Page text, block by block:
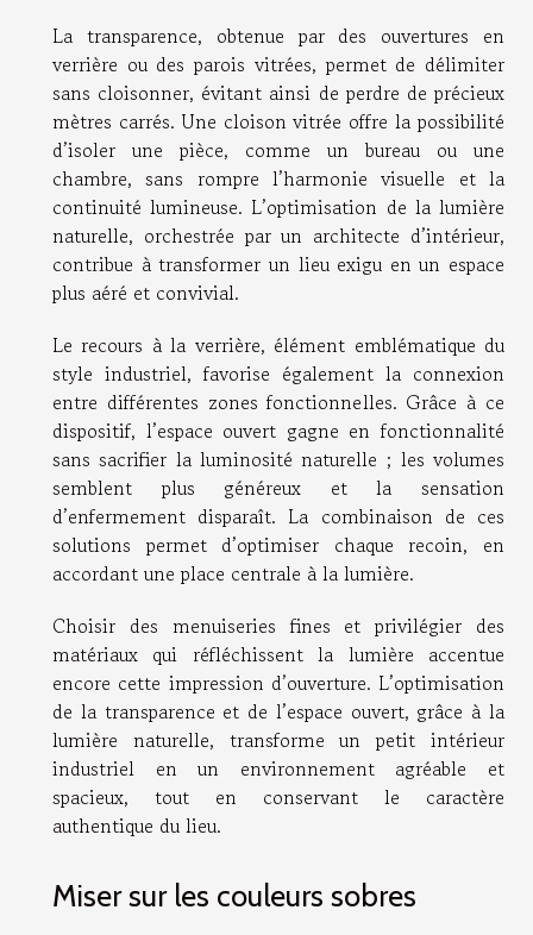
La transparence, obtenue par des ouvertures en
verrière ou des parois vitrées, permet de délimiter
sans cloisonner, évitant ainsi de perdre de précieux
mètres carrés. Une cloison vitrée offre la possibilité
d’isoler une pièce, comme un bureau ou une
chambre, sans rompre l’harmonie visuelle et la
continuité lumineuse. L’optimisation de la lumière
naturelle, orchestrée par un architecte d’intérieur,
contribue à transformer un lieu exigu en un espace
plus aéré et convivial.
Le recours à la verrière, élément emblématique du
style industriel, favorise également la connexion
entre différentes zones fonctionnelles. Grâce à ce
dispositif, l’espace ouvert gagne en fonctionnalité
sans sacrifier la luminosité naturelle ; les volumes
semblent plus généreux et la sensation
d’enfermement disparaît. La combinaison de ces
solutions permet d’optimiser chaque recoin, en
accordant une place centrale à la lumière.
Choisir des menuiseries fines et privilégier des
matériaux qui réfléchissent la lumière accentue
encore cette impression d’ouverture. L’optimisation
de la transparence et de l’espace ouvert, grâce à la
lumière naturelle, transforme un petit intérieur
industriel en un environnement agréable et
spacieux, tout en conservant le caractère
authentique du lieu.
Miser sur les couleurs sobres